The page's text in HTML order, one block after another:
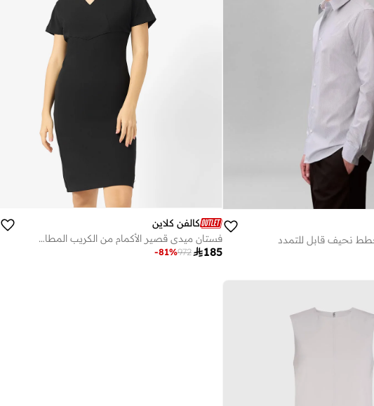
نحيف قابل للتمدد
كالفن كلاين
فستان ميدي قصير الأكمام من الكريب المطاطي
185
972
-81%